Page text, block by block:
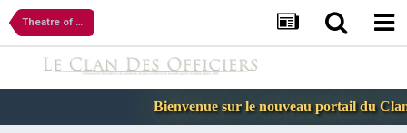
Theatre of War 2 – Africa 1943
Bienvenue sur le nouveau portail du Clan